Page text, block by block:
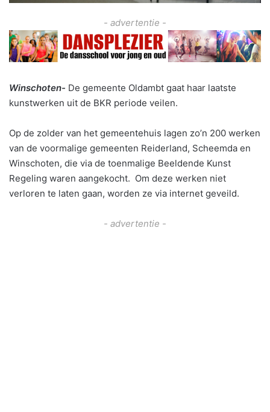
- advertentie -
Winschoten- De gemeente Oldambt gaat haar laatste
kunstwerken uit de BKR periode veilen.
Op de zolder van het gemeentehuis lagen zo’n 200 werken
van de voormalige gemeenten Reiderland, Scheemda en
Winschoten, die via de toenmalige Beeldende Kunst
Regeling waren aangekocht. Om deze werken niet
verloren te laten gaan, worden ze via internet geveild.
- advertentie -